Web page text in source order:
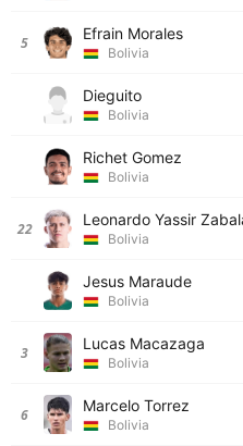
5 Efrain Morales
Bolivia
Dieguito
Bolivia
Richet Gomez
Bolivia
22 Leonardo Yassir
Bolivia
Jesus Maraude
Bolivia
3 Lucas Macazaga
Bolivia
6 Marcelo Torrez
Bolivia